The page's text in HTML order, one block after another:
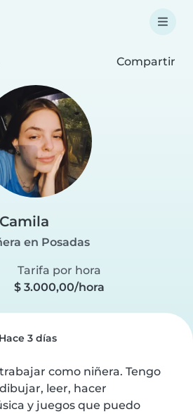
Compartir
Camila
en Posadas
Tarifa por hora
$ 3.000,00/hora
Hace 3 días
como niñera. Tengo
leer, hacer
y juegos que puedo